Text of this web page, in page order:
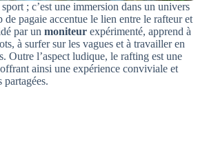
; c’est une immersion dans un univers
de pagaie accentue le lien entre le rafteur et
par un moniteur expérimenté, apprend à
à surfer sur les vagues et à travailler en
Outre l’aspect ludique, le rafting est une
ainsi une expérience conviviale et